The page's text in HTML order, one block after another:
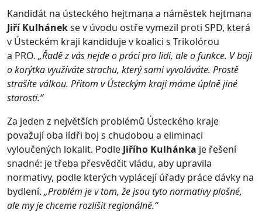
Kandidát na ústeckého hejtmana a náměstek hejtmana
Jiří Kulhánekse v úvodu ostře vymezil proti SPD, která
v Ústeckém kraji kandiduje v koalici s Trikolórou
a PRO. „Řadě z vás nejde o práci pro lidi, ale o funkce. V boji
o korýtka využíváte strachu, který sami vyvoláváte. Prostě
strašíte válkou. Přitom v Ústeckým kraji máme úplně jiné
starosti.“
Za jeden z největších problémů Ústeckého kraje
považují oba lídři boj s chudobou a eliminaci
vyloučených lokalit. Podle Jiřího Kulhánka je řešení
snadné: je třeba přesvědčit vládu, aby upravila
normativy, podle kterých vyplácejí úřady práce dávky na
bydlení. „Problém je v tom, že jsou tyto normativy plošné,
ale my je chceme rozlišit regionálně.“